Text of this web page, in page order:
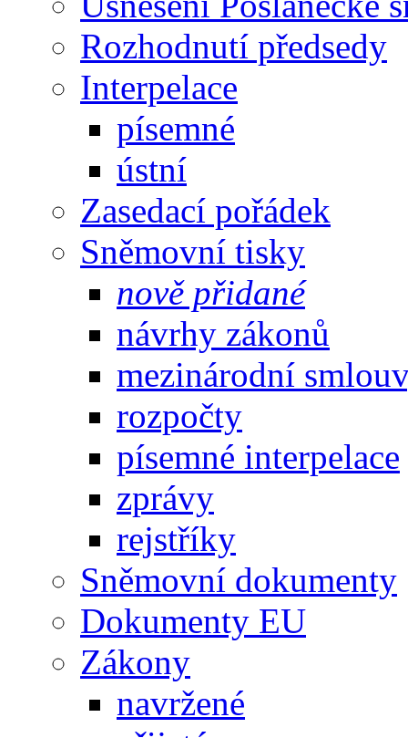
Rozhodnutí předsedy
Interpelace
písemné
ústní
Zasedací pořádek
Sněmovní tisky
nově přidané
návrhy zákonů
mezinárodní
rozpočty
písemné interpelace
zprávy
rejstříky
Sněmovní dokumenty
Dokumenty EU
Zákony
navržené